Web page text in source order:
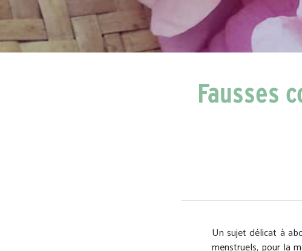
Fausses
Un sujet délicat à
menstruels, pour la